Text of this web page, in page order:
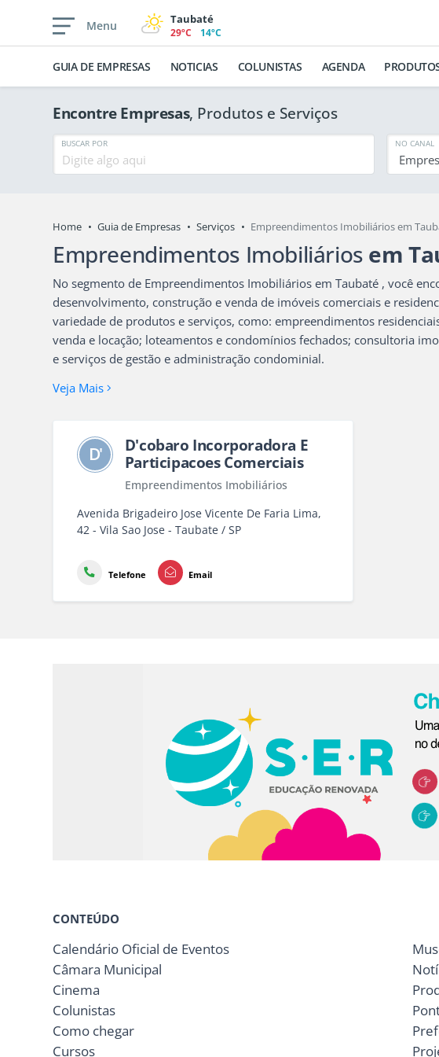
Menu Taubaté
29ºC 14ºC
GUIA DE EMPRESAS NOTICIAS COLUNISTAS AGENDA
Encontre Empresas, Produtos e Serviços
BUSCAR POR NO CANAL
Home Guia de Empresas Serviços Empreendimentos Imobiliários em
Empreendimentos Imobiliários em
No segmento de Empreendimentos Imobiliários em Taubaté , você
desenvolvimento, construção e venda de imóveis comerciais e
variedade de produtos e serviços, como: empreendimentos
venda e locação; loteamentos e condomínios fechados; consultoria
e serviços de gestão e administração condominial.
Veja Mais
D'
D'cobaro Incorporadora E
Participacoes Comerciais
Empreendimentos Imobiliários
Avenida Brigadeiro Jose Vicente De Faria Lima,
42 - Vila Sao Jose - Taubate / SP
Telefone Email
CONTEÚDO
Calendário Oficial de Eventos
Câmara Municipal
Cinema
Colunistas
Como chegar
Cursos